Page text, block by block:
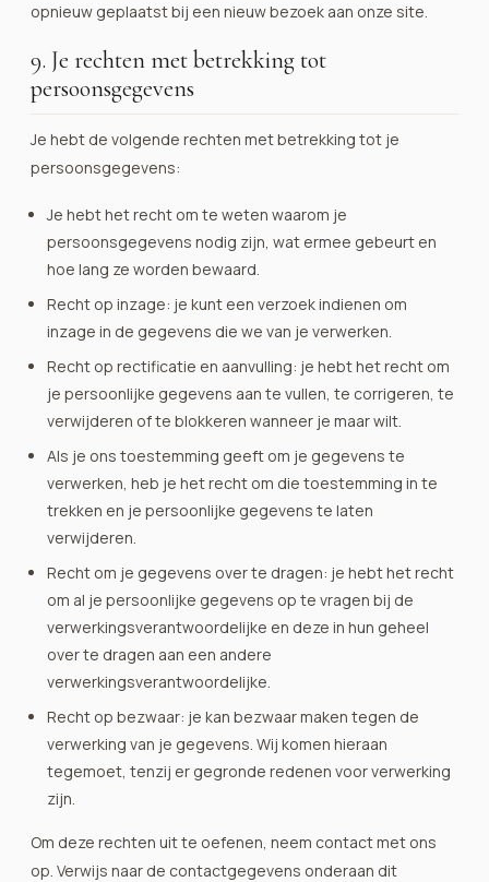
opnieuw geplaatst bij een nieuw bezoek aan onze site.
9. Je rechten met betrekking tot
persoonsgegevens
Je hebt de volgende rechten met betrekking tot je
persoonsgegevens:
Je hebt het recht om te weten waarom je
persoonsgegevens nodig zijn, wat ermee gebeurt en
hoe lang ze worden bewaard.
Recht op inzage: je kunt een verzoek indienen om
inzage in de gegevens die we van je verwerken.
Recht op rectificatie en aanvulling: je hebt het recht om
je persoonlijke gegevens aan te vullen, te corrigeren, te
verwijderen of te blokkeren wanneer je maar wilt.
Als je ons toestemming geeft om je gegevens te
verwerken, heb je het recht om die toestemming in te
trekken en je persoonlijke gegevens te laten
verwijderen.
Recht om je gegevens over te dragen: je hebt het recht
om al je persoonlijke gegevens op te vragen bij de
verwerkingsverantwoordelijke en deze in hun geheel
over te dragen aan een andere
verwerkingsverantwoordelijke.
Recht op bezwaar: je kan bezwaar maken tegen de
verwerking van je gegevens. Wij komen hieraan
tegemoet, tenzij er gegronde redenen voor verwerking
zijn.
Om deze rechten uit te oefenen, neem contact met ons
op. Verwijs naar de contactgegevens onderaan dit